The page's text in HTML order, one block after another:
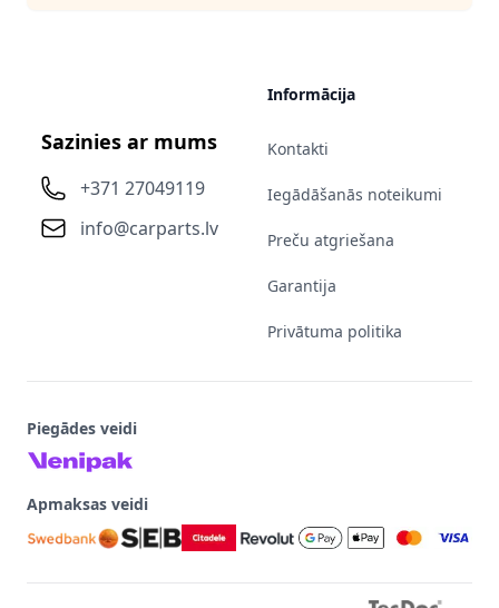
Sazinies ar mums
+371 27049119
info@carparts.lv
Informācija
Kontakti
Iegādāšanās noteikumi
Preču atgriešana
Garantija
Privātuma politika
Piegādes veidi
Apmaksas veidi